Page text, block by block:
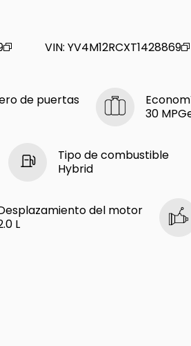
VIN:YV4M12RCXT1428869
de puertas
30
Tipo de combustible
Hybrid
del motor
L